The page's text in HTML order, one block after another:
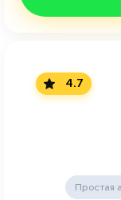
4.7
Простая